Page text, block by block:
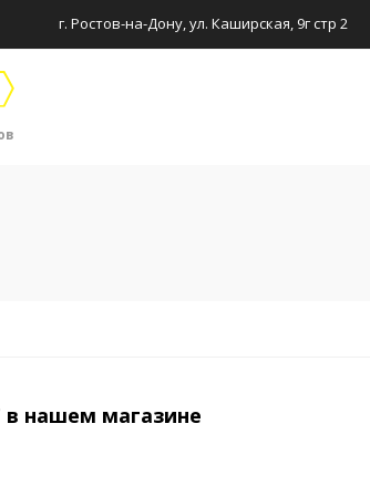
г. Ростов-на-Дону, ул. Каширская, 9г стр 2
в нашем магазине